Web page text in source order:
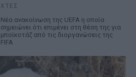
ΧΤΕΣ
Νέα ανακοίνωση της UEFA η οποία
σημειώνει ότι επιμένει στη θέση της για
μποϊκοτάζ από τις διοργανώσεις της
FIFA